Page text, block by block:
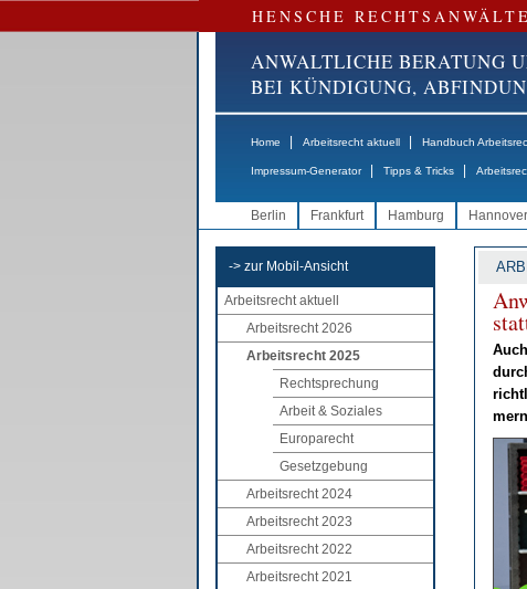
HENSCHE
ANWALTLICHE BERATUNG
BEI KÜNDIGUNG,
Home Arbeitsrecht aktuell Handbuch
Impressum-Generator Tipps & Tricks
Berlin Frankfurt Hamburg Hannover
-> zur Mobil-Ansicht
Arbeitsrecht aktuell
Arbeitsrecht 2026
Arbeitsrecht 2025
Rechtsprechung
Arbeit & Soziales
Europarecht
Gesetzgebung
Arbeitsrecht 2024
Arbeitsrecht 2023
Arbeitsrecht 2022
Arbeitsrecht 2021